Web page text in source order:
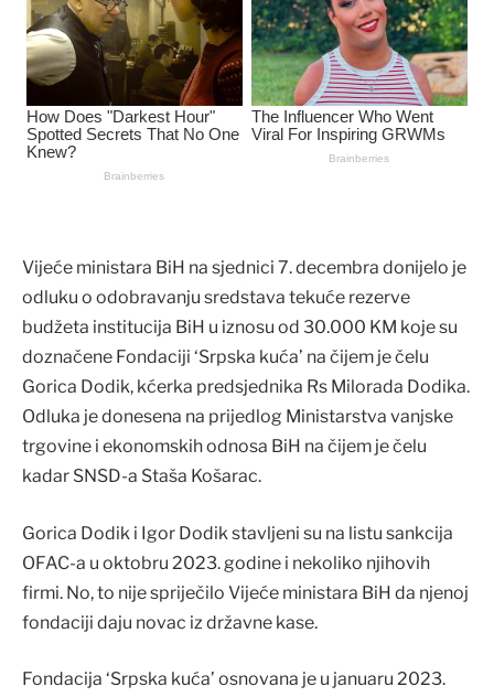
Vijeće ministara BiH na sjednici 7. decembra donijelo je
odluku o odobravanju sredstava tekuće rezerve
budžeta institucija BiH u iznosu od 30.000 KM koje su
doznačene Fondaciji ‘Srpska kuća’ na čijem je čelu
Gorica Dodik, kćerka predsjednika Rs Milorada Dodika.
Odluka je donesena na prijedlog Ministarstva vanjske
trgovine i ekonomskih odnosa BiH na čijem je čelu
kadar SNSD-a Staša Košarac.
Gorica Dodik i Igor Dodik stavljeni su na listu sankcija
OFAC-a u oktobru 2023. godine i nekoliko njihovih
firmi. No, to nije spriječilo Vijeće ministara BiH da njenoj
fondaciji daju novac iz državne kase.
Fondacija ‘Srpska kuća’ osnovana je u januaru 2023.